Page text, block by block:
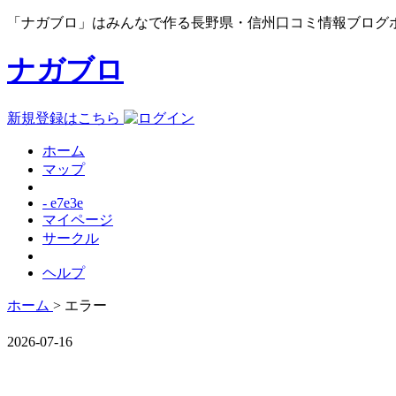
「ナガブロ」はみんなで作る長野県・信州口コミ情報ブログ
ナガブロ
新規登録はこちら
ホーム
マップ
- e7e3e
マイページ
サークル
ヘルプ
ホーム > エラー
2026-07-16